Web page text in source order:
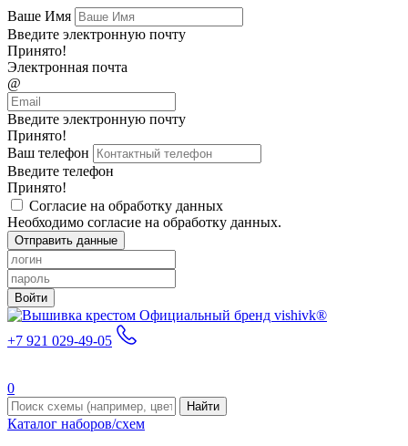
Ваше Имя
Введите электронную почту
Принято!
Электронная почта
@
Введите электронную почту
Принято!
Ваш телефон
Введите телефон
Принято!
Согласие на обработку данных
Необходимо согласие на обработку данных.
Отправить данные
Войти
Официальный бренд vishivk®
+7 921 029-49-05
0
Найти
Каталог наборов/схем